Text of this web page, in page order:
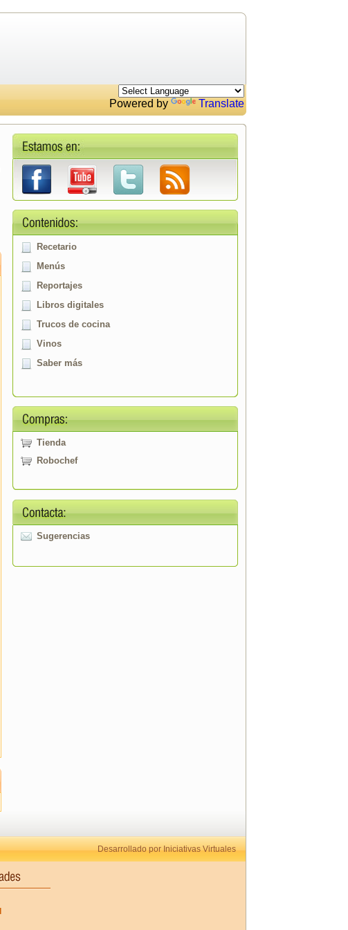
Powered by Translate
Recetario
Menús
Reportajes
Libros digitales
Trucos de cocina
Vinos
Saber más
Tienda
Robochef
Sugerencias
Desarrollado por Iniciativas Virtuales